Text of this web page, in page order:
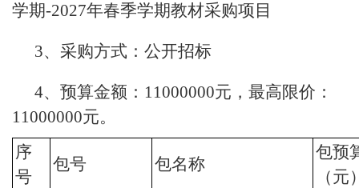
学期-2027年春季学期教材采购项目
3、采购方式：公开招标
4、预算金额：11000000元，最高限价：
11000000元。
序
号
包号 包名称
包预
（元